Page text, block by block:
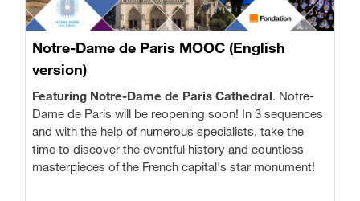
Notre-Dame de Paris MOOC (English
version)
Featuring Notre-Dame de Paris Cathedral. Notre-
Dame de Paris will be reopening soon! In 3 sequences
and with the help of numerous specialists, take the
time to discover the eventful history and countless
masterpieces of the French capital's star monument!